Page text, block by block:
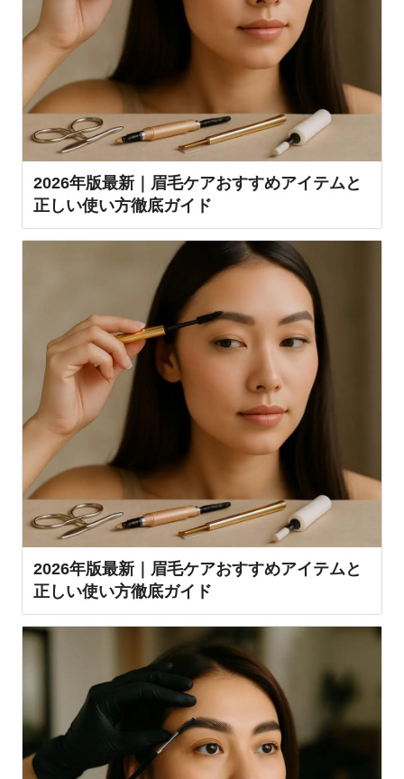
2026年版最新｜眉毛ケアおすすめアイテムと
正しい使い方徹底ガイド
2026年版最新｜眉毛ケアおすすめアイテムと
正しい使い方徹底ガイド